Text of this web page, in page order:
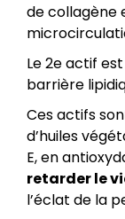
de collagène
Le 2e actif
barrière
Ces actifs
d’huiles
E, en
retarder le
l’éclat de la